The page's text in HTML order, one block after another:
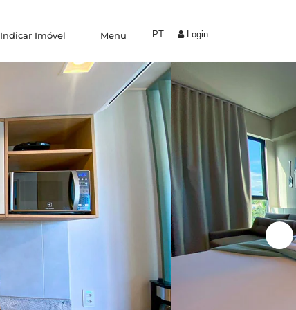
PT Login
Indicar Imóvel Menu
Experiências
Trabalhe Conosco
Condomínio by Yolo
Indique um amigo
Área do proprietário
Blog
Fale conosco